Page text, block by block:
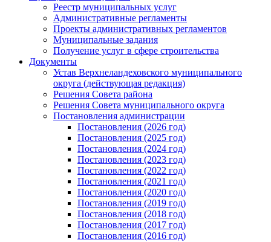
Реестр муниципальных услуг
Административные регламенты
Проекты административных регламентов
Муниципальные задания
Получение услуг в сфере строительства
Документы
Устав Верхнеландеховского муниципального
округа (действующая редакция)
Решения Совета района
Решения Совета муниципального округа
Постановления администрации
Постановления (2026 год)
Постановления (2025 год)
Постановления (2024 год)
Постановления (2023 год)
Постановления (2022 год)
Постановления (2021 год)
Постановления (2020 год)
Постановления (2019 год)
Постановления (2018 год)
Постановления (2017 год)
Постановления (2016 год)